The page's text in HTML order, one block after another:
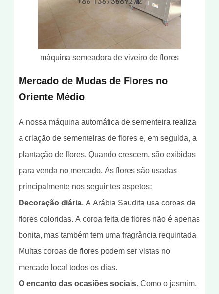
máquina semeadora de viveiro de flores
Mercado de Mudas de Flores no
Oriente Médio
A nossa máquina automática de sementeira realiza
a criação de sementeiras de flores e, em seguida, a
plantação de flores. Quando crescem, são exibidas
para venda no mercado. As flores são usadas
principalmente nos seguintes aspetos:
Decoração diária. A Arábia Saudita usa coroas de
flores coloridas. A coroa feita de flores não é apenas
bonita, mas também tem uma fragrância requintada.
Muitas coroas de flores podem ser vistas no
mercado local todos os dias.
O encanto das ocasiões sociais. Como o jasmim.